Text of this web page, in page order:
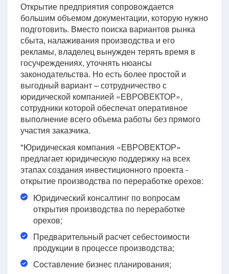
Открытие предприятия сопровождается
большим объемом документации, которую нужно
подготовить. Вместо поиска вариантов рынка
сбыта, налаживания производства и его
рекламы, владелец вынужден терять время в
госучреждениях, уточнять нюансы
законодательства. Но есть более простой и
выгодный вариант – сотрудничество с
юридической компанией «ЕВРОВЕКТОР»,
сотрудники которой обеспечат оперативное
выполнение всего объема работы без прямого
участия заказчика.
"Юридическая компания «ЕВРОВЕКТОР»
предлагает юридическую поддержку на всех
этапах создания инвестиционного проекта -
открытие производства по переработке орехов:
Юридический консалтинг по вопросам
открытия производства по переработке
орехов;
Предварительный расчет себестоимости
продукции в процессе производства;
Составление бизнес планирования;